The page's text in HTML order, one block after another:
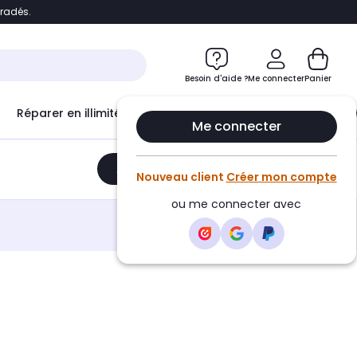
Accéder directement au chatbot
Besoin d'aide ?Me connecter
Me connecter
Nouveau client Créer mon compte
ou me connecter avec
Panier
Réparer en illimité avec Le Club Infinity
Ajouter au panier •